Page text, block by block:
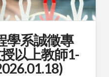
學系誠徵專
以上教師1-